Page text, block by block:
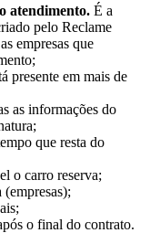
atendimento. É a
pelo Reclame
empresas que
presente em mais de
as informações do
que resta do
o carro reserva;
o final do contrato.